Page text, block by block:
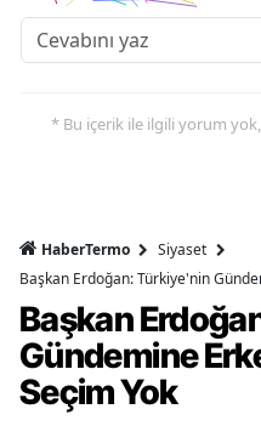
* Bu içerik ile ilgili yorum
HaberTermo
Siyaset
Başkan Erdoğan: Türkiye'nin
Başkan
Gündemine
Seçim Yok